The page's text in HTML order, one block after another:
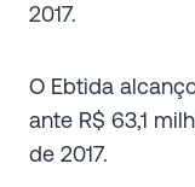
2017.
O Ebtida
ante R$ 63,1
de 2017.